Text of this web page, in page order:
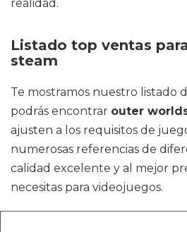
realidad.
Listado top ventas
steam
Te mostramos nuestro listado
podrás encontrar outer
ajusten a los requisitos de
numerosas referencias de
calidad excelente y al mejor
necesitas para videojuegos.